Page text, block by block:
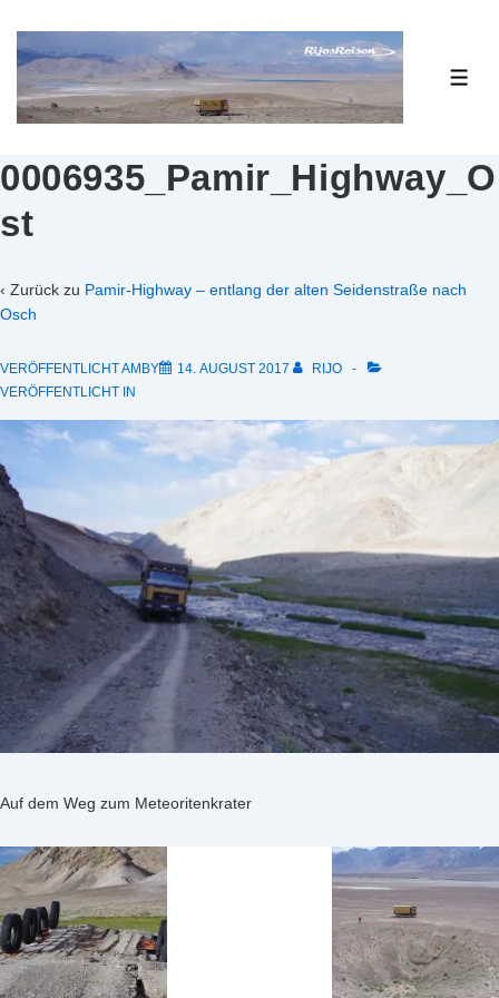
Zum
Inhalt
0006935_Pamir_Highway_O
st
‹ Zurück zu Pamir-Highway – entlang der alten Seidenstraße nach
Osch
VERÖFFENTLICHT AMBY 14. AUGUST 2017
RIJO
VERÖFFENTLICHT IN
Auf dem Weg zum Meteoritenkrater